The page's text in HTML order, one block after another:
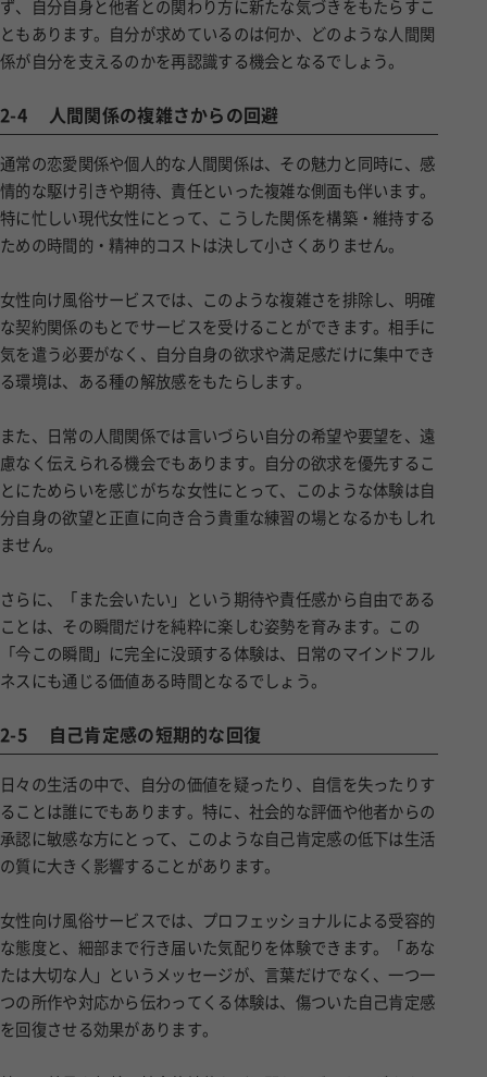
ず、自分自身と他者との関わり方に新たな気づきをもたらすこ
ともあります。自分が求めているのは何か、どのような人間関
係が自分を支えるのかを再認識する機会となるでしょう。
2-4 人間関係の複雑さからの回避
通常の恋愛関係や個人的な人間関係は、その魅力と同時に、感
情的な駆け引きや期待、責任といった複雑な側面も伴います。
特に忙しい現代女性にとって、こうした関係を構築・維持する
ための時間的・精神的コストは決して小さくありません。
女性向け風俗サービスでは、このような複雑さを排除し、明確
な契約関係のもとでサービスを受けることができます。相手に
気を遣う必要がなく、自分自身の欲求や満足感だけに集中でき
る環境は、ある種の解放感をもたらします。
また、日常の人間関係では言いづらい自分の希望や要望を、遠
慮なく伝えられる機会でもあります。自分の欲求を優先するこ
とにためらいを感じがちな女性にとって、このような体験は自
分自身の欲望と正直に向き合う貴重な練習の場となるかもしれ
ません。
さらに、「また会いたい」という期待や責任感から自由である
ことは、その瞬間だけを純粋に楽しむ姿勢を育みます。この
「今この瞬間」に完全に没頭する体験は、日常のマインドフル
ネスにも通じる価値ある時間となるでしょう。
2-5 自己肯定感の短期的な回復
日々の生活の中で、自分の価値を疑ったり、自信を失ったりす
ることは誰にでもあります。特に、社会的な評価や他者からの
承認に敏感な方にとって、このような自己肯定感の低下は生活
の質に大きく影響することがあります。
女性向け風俗サービスでは、プロフェッショナルによる受容的
な態度と、細部まで行き届いた気配りを体験できます。「あな
たは大切な人」というメッセージが、言葉だけでなく、一つ一
つの所作や対応から伝わってくる体験は、傷ついた自己肯定感
を回復させる効果があります。